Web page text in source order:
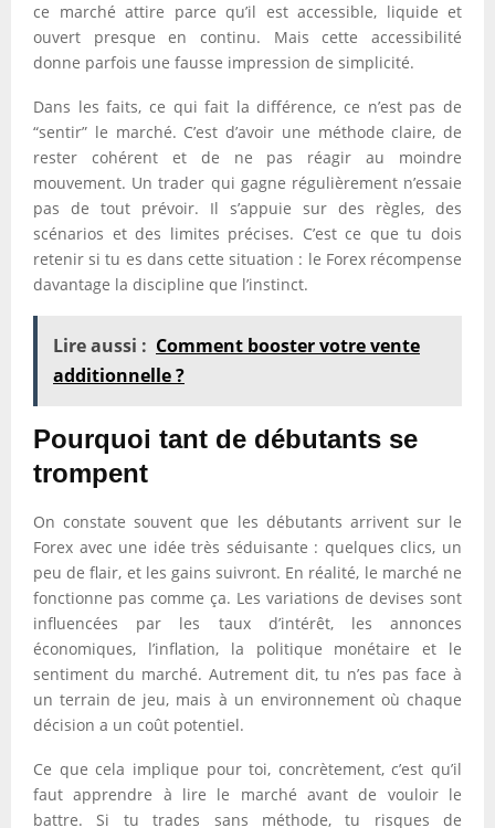
ce marché attire parce qu’il est accessible, liquide et
ouvert presque en continu. Mais cette accessibilité
donne parfois une fausse impression de simplicité.
Dans les faits, ce qui fait la différence, ce n’est pas de
“sentir” le marché. C’est d’avoir une méthode claire, de
rester cohérent et de ne pas réagir au moindre
mouvement. Un trader qui gagne régulièrement n’essaie
pas de tout prévoir. Il s’appuie sur des règles, des
scénarios et des limites précises. C’est ce que tu dois
retenir si tu es dans cette situation : le Forex récompense
davantage la discipline que l’instinct.
Lire aussi : Comment booster votre vente
additionnelle ?
Pourquoi tant de débutants se
trompent
On constate souvent que les débutants arrivent sur le
Forex avec une idée très séduisante : quelques clics, un
peu de flair, et les gains suivront. En réalité, le marché ne
fonctionne pas comme ça. Les variations de devises sont
influencées par les taux d’intérêt, les annonces
économiques, l’inflation, la politique monétaire et le
sentiment du marché. Autrement dit, tu n’es pas face à
un terrain de jeu, mais à un environnement où chaque
décision a un coût potentiel.
Ce que cela implique pour toi, concrètement, c’est qu’il
faut apprendre à lire le marché avant de vouloir le
battre. Si tu trades sans méthode, tu risques de